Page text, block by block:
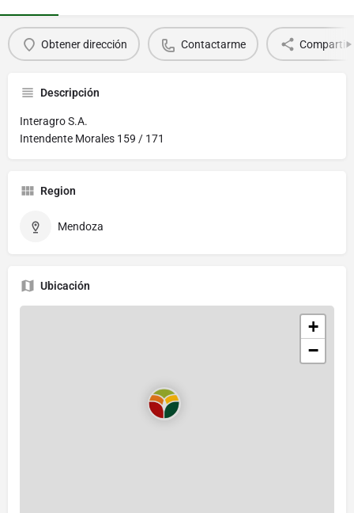
Obtener dirección Contactarme Compartir
Descripción
Interagro S.A.
Intendente Morales 159 / 171
Region
Mendoza
Ubicación
+
−